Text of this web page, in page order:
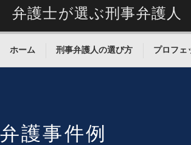
弁護士が選ぶ刑事弁護人
ホーム 刑事弁護人の選び方 プロフェ
弁護事件例